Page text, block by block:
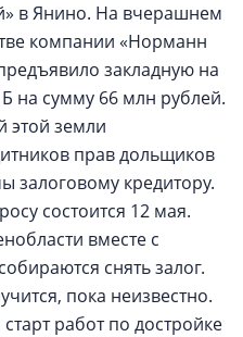
в Янино. На вчерашнем
компании «Норманн
закладную на
на сумму 66 млн рублей.
этой земли
прав дольщиков
залоговому кредитору.
состоится 12 мая.
вместе с
снять залог.
пока неизвестно.
работ по достройке